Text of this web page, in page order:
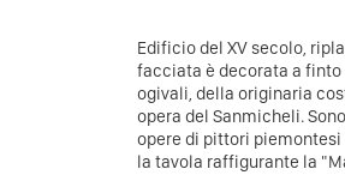
Edificio del XV secolo,
facciata è decorata a
ogivali, della originaria
opera del Sanmicheli.
opere di pittori piemontesi
la tavola raffigurante la